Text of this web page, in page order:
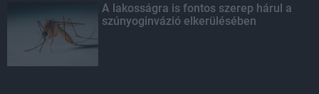
A lakosságra is fontos szerep hárul a
szúnyoginvázió elkerülésében